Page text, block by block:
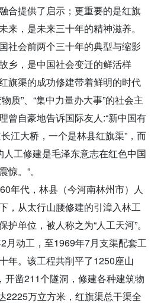
合提供了启示；更重要的是红旗
来，是未来三十年的精神滋养。
会前两个三十年的典型与缩影
，是中国社会变迁的鲜活样
旗渠的成功修建带着鲜明的时代
质”、“集中力量办大事”的社会主
曾自豪地告诉国际友人:“新中国有
江大桥，一个是林县红旗渠”，而
人工修建是毛泽东意志在红色中国
。”。
代，林县（今河南林州市）人
，从太行山腰修建的引漳入林工
单位，被人称之为“人工天河”。
月动工，至1969年7月支渠配套工
年。该工程共削平了1250座山
开凿211个隧洞，修建各种建筑物
2225万立方米，红旗渠总干渠全